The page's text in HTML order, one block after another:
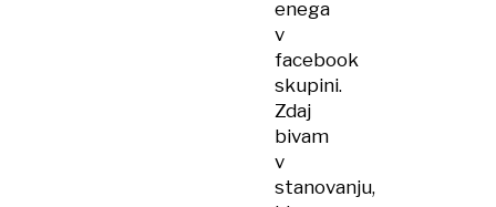
enega
v
facebook
skupini.
Zdaj
bivam
v
stanovanju,